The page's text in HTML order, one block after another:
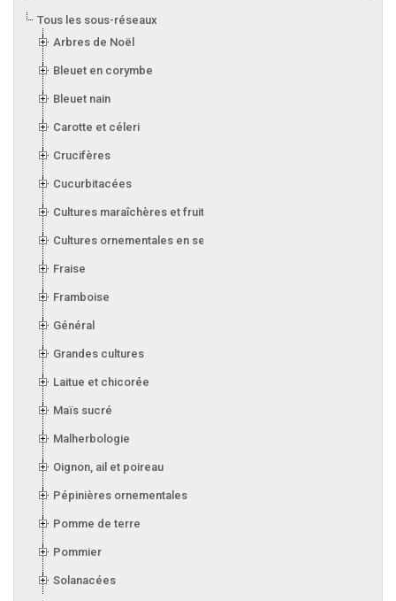
Tous les sous-réseaux
Arbres de Noël
Bleuet en corymbe
Bleuet nain
Carotte et céleri
Crucifères
Cucurbitacées
Cultures maraîchères et fruitières en serre
Cultures ornementales en serre
Fraise
Framboise
Général
Grandes cultures
Laitue et chicorée
Maïs sucré
Malherbologie
Oignon, ail et poireau
Pépinières ornementales
Pomme de terre
Pommier
Solanacées